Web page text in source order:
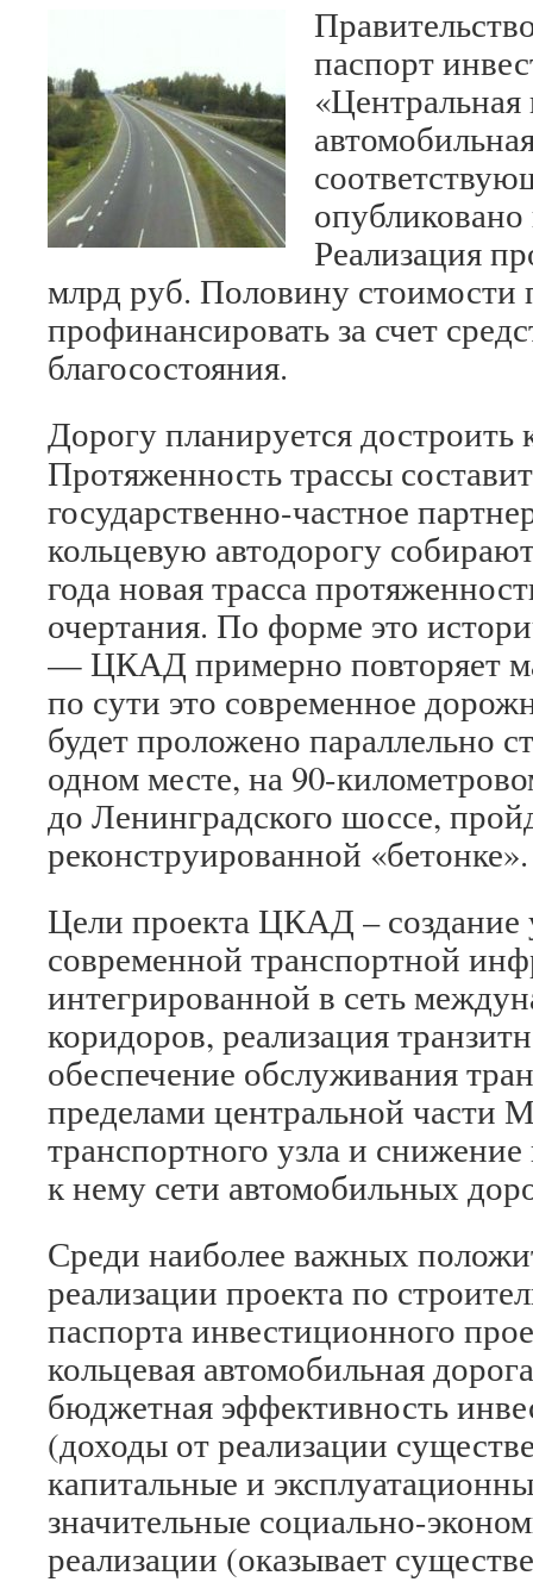
паспорт
«Центральная
Реализация
млрд руб. Половину стоимости
профинансировать за счет
благосостояния.
Дорогу планируется достроить
Протяженность трассы
государственно-частное
кольцевую автодорогу
года новая трасса
очертания. По форме это
— ЦКАД примерно повторяет
по сути это современное
будет проложено параллельно
одном месте, на 90-
до Ленинградского шоссе,
реконструированной «бетонке».
Цели проекта ЦКАД –
современной транспортной
интегрированной в сеть
коридоров, реализация
обеспечение обслуживания
пределами центральной части
транспортного узла и
к нему сети автомобильных
Среди наиболее важных
реализации проекта по
паспорта инвестиционного
кольцевая автомобильная
бюджетная эффективность
(доходы от реализации
капитальные и
значительные социально-
реализации (оказывает